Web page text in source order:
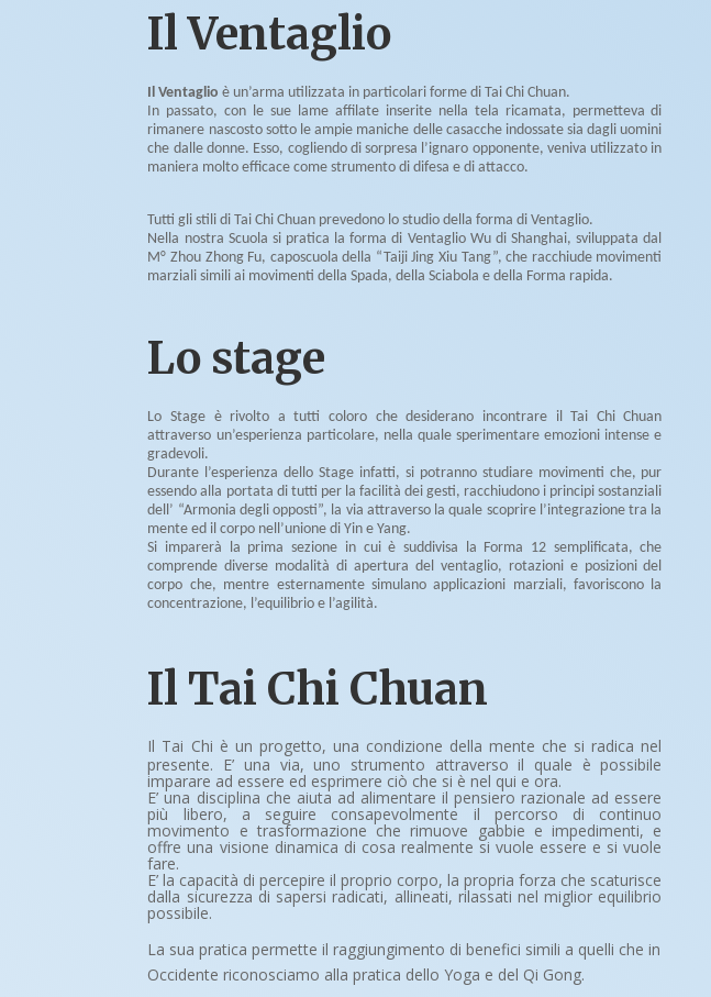
Il Ventaglio
Il Ventaglio è un’arma utilizzata in particolari forme di Tai Chi Chuan.
In passato, con le sue lame affilate inserite nella tela ricamata, permetteva di
rimanere nascosto sotto le ampie maniche delle casacche indossate sia dagli uomini
che dalle donne. Esso, cogliendo di sorpresa l’ignaro opponente, veniva utilizzato in
maniera molto efficace come strumento di difesa e di attacco.
Tutti gli stili di Tai Chi Chuan prevedono lo studio della forma di Ventaglio.
Nella nostra Scuola si pratica la forma di Ventaglio Wu di Shanghai, sviluppata dal
M° Zhou Zhong Fu, caposcuola della “Taiji Jing Xiu Tang”, che racchiude movimenti
marziali simili ai movimenti della Spada, della Sciabola e della Forma rapida.
Lo stage
Lo Stage è rivolto a tutti coloro che desiderano incontrare il Tai Chi Chuan
attraverso un’esperienza particolare, nella quale sperimentare emozioni intense e
gradevoli.
Durante l’esperienza dello Stage infatti, si potranno studiare movimenti che, pur
essendo alla portata di tutti per la facilità dei gesti, racchiudono i principi sostanziali
dell’ “Armonia degli opposti”, la via attraverso la quale scoprire l’integrazione tra la
mente ed il corpo nell’unione di Yin e Yang.
Si imparerà la prima sezione in cui è suddivisa la Forma 12 semplificata, che
comprende diverse modalità di apertura del ventaglio, rotazioni e posizioni del
corpo che, mentre esternamente simulano applicazioni marziali, favoriscono la
concentrazione, l’equilibrio e l’agilità.
Il Tai Chi Chuan
Il Tai Chi è un progetto, una condizione della mente che si radica nel
presente. E’ una via, uno strumento attraverso il quale è possibile
imparare ad essere ed esprimere ciò che si è nel qui e ora.
E’ una disciplina che aiuta ad alimentare il pensiero razionale ad essere
più libero, a seguire consapevolmente il percorso di continuo
movimento e trasformazione che rimuove gabbie e impedimenti, e
offre una visione dinamica di cosa realmente si vuole essere e si vuole
fare.
E’ la capacità di percepire il proprio corpo, la propria forza che scaturisce
dalla sicurezza di sapersi radicati, allineati, rilassati nel miglior equilibrio
possibile.
La sua pratica permette il raggiungimento di benefici simili a quelli che in
Occidente riconosciamo alla pratica dello Yoga e del Qi Gong.